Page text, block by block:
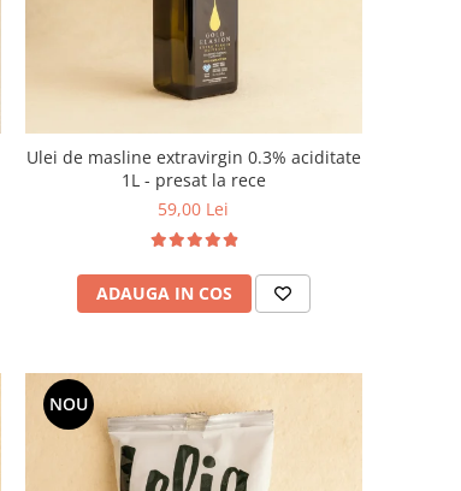
Ulei de masline extravirgin 0.3% aciditate
1L - presat la rece
59,00 Lei
ADAUGA IN COS
NOU